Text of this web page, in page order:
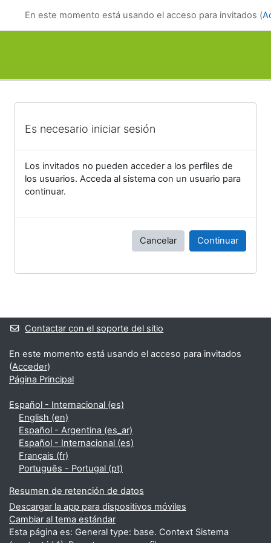
En este momento está usando el acceso para invitados (
Es necesario iniciar sesión
Los invitados no pueden acceder a los perfiles de
los usuarios. Acceda al sistema con un usuario para
continuar.
Cancelar Continuar
Bloques suplementarios
Contactar con el soporte del sitio
En este momento está usando el acceso para invitados
(Acceder)
Página Principal
Español - Internacional ‎(es)‎
English ‎(en)‎
Español - Argentina ‎(es_ar)‎
Español - Internacional ‎(es)‎
Français ‎(fr)‎
Português - Portugal ‎(pt)‎
Resumen de retención de datos
Descargar la app para dispositivos móviles
Cambiar al tema estándar
Esta página es: General type: base. Context Sistema